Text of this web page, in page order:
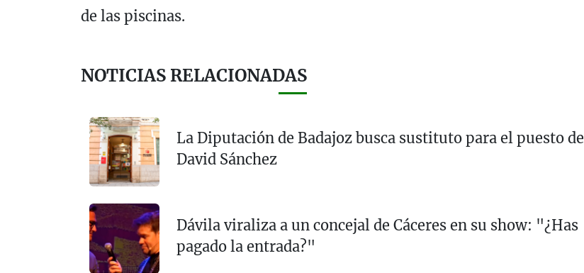
de las piscinas.
NOTICIAS RELACIONADAS
La Diputación de Badajoz busca sustituto para el puesto de
David Sánchez
Dávila viraliza a un concejal de Cáceres en su show: "¿Has
pagado la entrada?"